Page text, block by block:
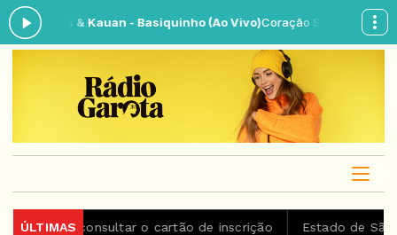
& Kauan - Basiquinho (Ao Vivo)Coração Sertanejo das 06:00
ÚLTIMAS
consultar o cartão de inscrição Estado de São Paulo